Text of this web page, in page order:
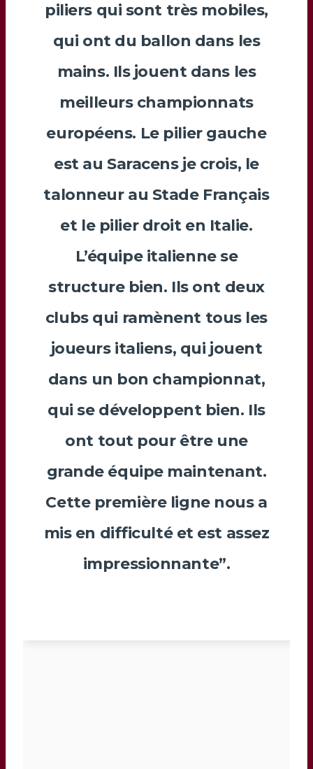
piliers qui sont très mobiles,
qui ont du ballon dans les
mains. Ils jouent dans les
meilleurs championnats
européens. Le pilier gauche
est au Saracens je crois, le
talonneur au Stade Français
et le pilier droit en Italie.
L’équipe italienne se
structure bien. Ils ont deux
clubs qui ramènent tous les
joueurs italiens, qui jouent
dans un bon championnat,
qui se développent bien. Ils
ont tout pour être une
grande équipe maintenant.
Cette première ligne nous a
mis en difficulté et est assez
impressionnante”.